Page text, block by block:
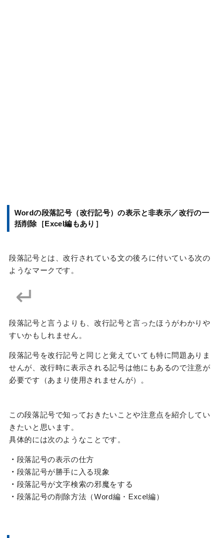
Wordの段落記号（改行記号）の表示と非表示／改行の一
括削除［Excel編もあり］
段落記号とは、改行されている文の後ろに付いている次の
ようなマークです。
↵
段落記号と言うよりも、改行記号と言ったほうがわかりや
すいかもしれません。
段落記号を改行記号と同じと覚えていても特に問題ありま
せんが、改行時に表示される記号は他にもあるので注意が
必要です（あまり使用されませんが）。
この段落記号で知っておきたいことや注意点を紹介してい
きたいと思います。
具体的には次のようなことです。
・ 段落記号の表示の仕方
・ 段落記号が勝手に入る現象
・ 段落記号が文字検索の邪魔をする
・ 段落記号の削除方法（Word編・Excel編）